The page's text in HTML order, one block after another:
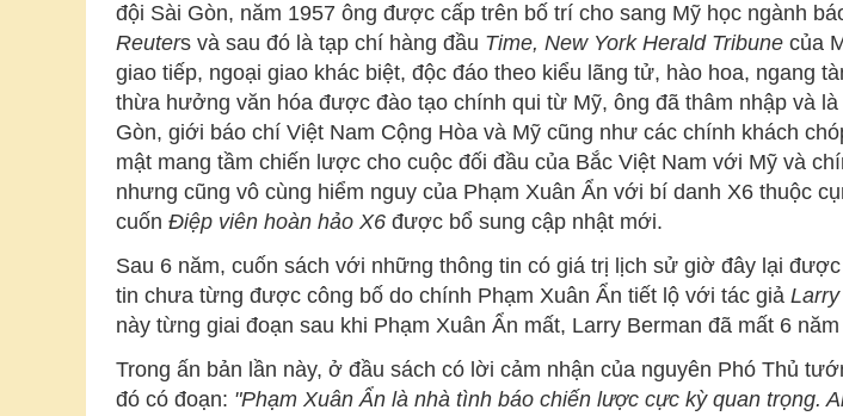
đội Sài Gòn, năm 1957 ông được cấp trên bố trí cho sang Mỹ học ngành
Reuters và sau đó là tạp chí hàng đầu Time, New York Herald Tribune của
giao tiếp, ngoại giao khác biệt, độc đáo theo kiểu lãng tử, hào hoa, ngang
thừa hưởng văn hóa được đào tạo chính qui từ Mỹ, ông đã thâm nhập và
Gòn, giới báo chí Việt Nam Cộng Hòa và Mỹ cũng như các chính khách
mật mang tầm chiến lược cho cuộc đối đầu của Bắc Việt Nam với Mỹ và
nhưng cũng vô cùng hiểm nguy của Phạm Xuân Ẩn với bí danh X6 thuộc
cuốn Điệp viên hoàn hảo X6 được bổ sung cập nhật mới.
Sau 6 năm, cuốn sách với những thông tin có giá trị lịch sử giờ đây lại
tin chưa từng được công bố do chính Phạm Xuân Ẩn tiết lộ với tác giả
này từng giai đoạn sau khi Phạm Xuân Ẩn mất, Larry Berman đã mất 6
Trong ấn bản lần này, ở đầu sách có lời cảm nhận của nguyên Phó Thủ
đó có đoạn: "Phạm Xuân Ẩn là nhà tình báo chiến lược cực kỳ quan trọng.